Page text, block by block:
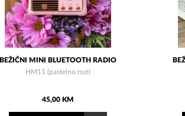
BEŽIČNI MINI BLUETOOTH RADIO
HM11 (pastelno rozi)
45,00 KM